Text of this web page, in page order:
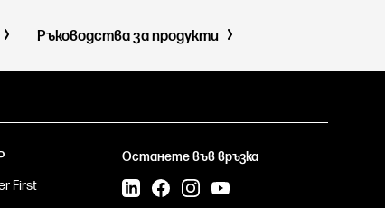
Ръководства за продукти
First
Останете във връзка